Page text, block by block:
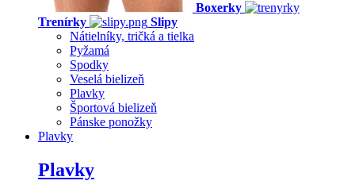
Boxerky
Trenírky
Slipy
Nátielníky, tričká a tielka
Pyžamá
Spodky
Veselá bielizeň
Plavky
Športová bielizeň
Pánske ponožky
Plavky
Plavky